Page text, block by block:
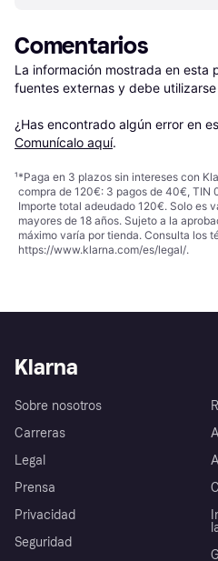
Comentarios
La información mostrada en esta
fuentes externas y debe
¿Has encontrado algún error en
Comunícalo aquí.
¹*Paga en 3 plazos sin intereses con
compra de 120€: 3 pagos de 40€, TIN
Importe total adeudado 120€. Solo es
mayores de 18 años. Sujeto a la
máximo varía por tienda. Consulta los
https://www.klarna.com/es/legal/.
Klarna
Sobre nosotros
Carreras
Legal
Prensa
Privacidad
Seguridad